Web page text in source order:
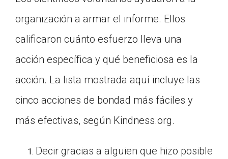
organización a armar el informe. Ellos
calificaron cuánto esfuerzo lleva una
acción específica y qué beneficiosa es la
acción. La lista mostrada aquí incluye las
cinco acciones de bondad más fáciles y
más efectivas, según Kindness.org.
Decir gracias a alguien que hizo posible